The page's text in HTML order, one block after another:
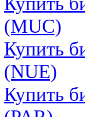
(MUC)
Купить
(NUE)
Купить